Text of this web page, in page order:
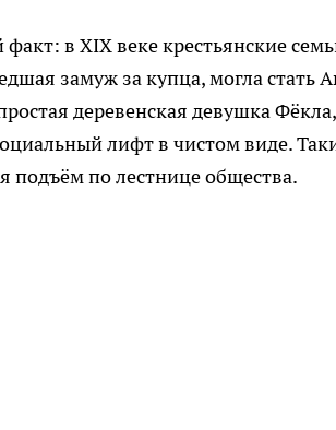
в XIX веке крестьянские
замуж за купца, могла стать
деревенская девушка
лифт в чистом виде.
подъём по лестнице общества.